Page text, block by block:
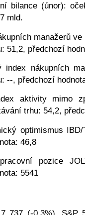
bilance (únor):
mld.
manažerů
51,2, předchozí
index nákupních
--, předchozí
aktivity mimo
trhu: 54,2,
optimismus
46,8
pozice
5541
737 (-0,3%), S&P